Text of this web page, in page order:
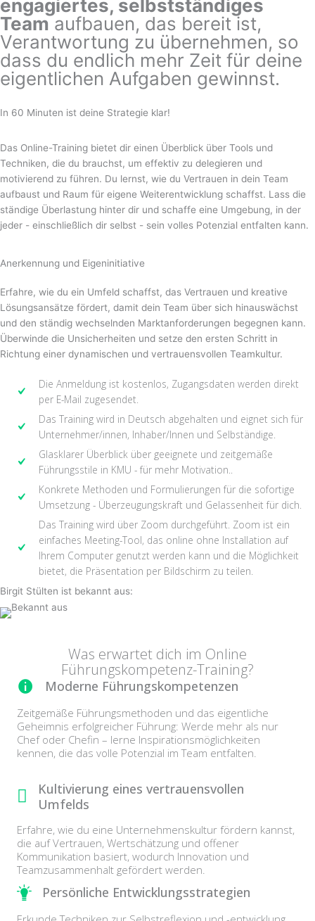
engagiertes, selbstständiges
Teamaufbauen, das bereit ist,
Verantwortung zu übernehmen, so
dass du endlich mehr Zeit für deine
eigentlichen Aufgaben gewinnst.
In 60 Minuten ist deine Strategie klar!
Das Online-Training bietet dir einen Überblick über Tools und
Techniken, die du brauchst, um effektiv zu delegieren und
motivierend zu führen. Du lernst, wie du Vertrauen in dein Team
aufbaust und Raum für eigene Weiterentwicklung schaffst. Lass die
ständige Überlastung hinter dir und schaffe eine Umgebung, in der
jeder - einschließlich dir selbst - sein volles Potenzial entfalten kann.
Anerkennung und Eigeninitiative
Erfahre, wie du ein Umfeld schaffst, das Vertrauen und kreative
Lösungsansätze fördert, damit dein Team über sich hinauswächst
und den ständig wechselnden Marktanforderungen begegnen kann.
Überwinde die Unsicherheiten und setze den ersten Schritt in
Richtung einer dynamischen und vertrauensvollen Teamkultur.
Die Anmeldung ist kostenlos, Zugangsdaten werden direkt
per E-Mail zugesendet.
Das Training wird in Deutsch abgehalten und eignet sich für
Unternehmer/innen, Inhaber/Innen und Selbständige.
Glasklarer Überblick über geeignete und zeitgemäße
Führungsstile in KMU - für mehr Motivation..
Konkrete Methoden und Formulierungen für die sofortige
Umsetzung - Überzeugungskraft und Gelassenheit für dich.
Das Training wird über Zoom durchgeführt. Zoom ist ein
einfaches Meeting-Tool, das online ohne Installation auf
Ihrem Computer genutzt werden kann und die Möglichkeit
bietet, die Präsentation per Bildschirm zu teilen.
Birgit Stülten ist bekannt aus:
Was erwartet dich im Online
Führungskompetenz-Training?
Moderne Führungskompetenzen
Zeitgemäße Führungsmethoden und das eigentliche
Geheimnis erfolgreicher Führung: Werde mehr als nur
Chef oder Chefin – lerne Inspirationsmöglichkeiten
kennen, die das volle Potenzial im Team entfalten.
Kultivierung eines vertrauensvollen
Umfelds
Erfahre, wie du eine Unternehmenskultur fördern kannst,
die auf Vertrauen, Wertschätzung und offener
Kommunikation basiert, wodurch Innovation und
Teamzusammenhalt gefördert werden.
Persönliche Entwicklungsstrategien